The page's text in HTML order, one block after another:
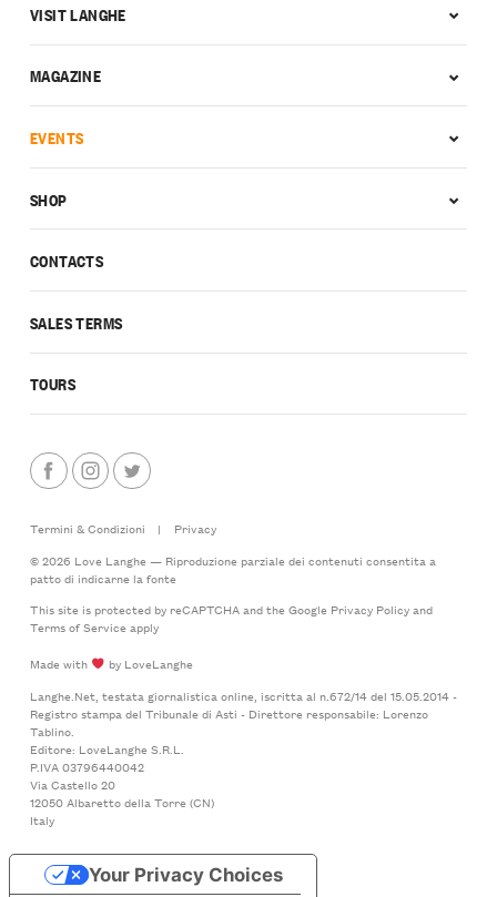
CONTACTS
SALES TERMS
TOURS
VISIT LANGHE
MAGAZINE
EVENTS
SHOP
Termini & Condizioni |
Privacy
© 2026 Love Langhe — Riproduzione parziale dei contenuti consentita a
patto di indicarne la fonte
This site is protected by reCAPTCHA and the Google Privacy Policyand
Terms of Serviceapply
Made with
by LoveLanghe
Langhe.Net, testata giornalistica online, iscritta al n.672/14 del 15.05.2014 -
Registro stampa del Tribunale di Asti - Direttore responsabile: Lorenzo
Tablino.
Editore: LoveLanghe S.R.L.
P.IVA 03796440042
Via Castello 20
12050 Albaretto della Torre (CN)
Italy
Your Privacy Choices